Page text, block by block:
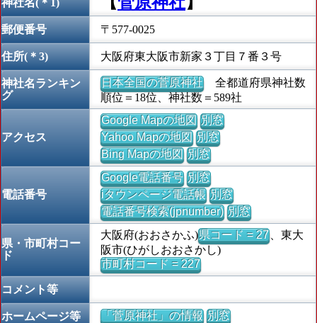
郵便番号 〒577-0025
住所(＊3) 大阪府東大阪市新家３丁目７番３号
神社名ランキン
グ
日本全国の菅原神社全都道府県神社数
順位＝18位、神社数＝589社
アクセス
Google Mapの地図 別窓
Yahoo Mapの地図 別窓
Bing Mapの地図 別窓
電話番号
Google電話番号 別窓
iタウンページ電話帳 別窓
電話番号検索(jpnumber) 別窓
県・市町村コー
ド
大阪府(おおさかふ)県コード = 27、東大
阪市(ひがしおおさかし)
市町村コード = 227
コメント等
ホームページ等 「菅原神社」の情報 別窓